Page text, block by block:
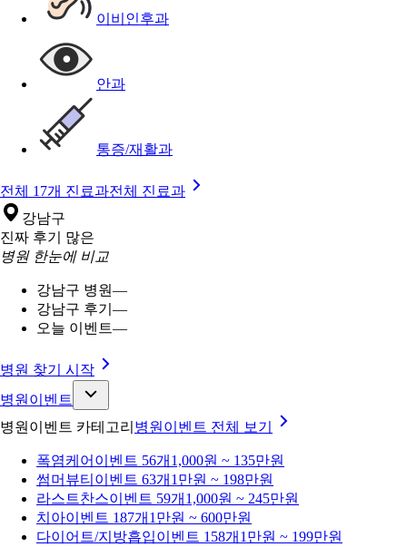
이비인후과
안과
통증/재활과
전체 17개 진료과전체 진료과
강남구
진짜 후기 많은
병원 한눈에 비교
강남구 병원—
강남구 후기 —
오늘 이벤트—
병원 찾기 시작
병원이벤트
병원이벤트 카테고리 병원이벤트 전체 보기
폭염케어 이벤트 56개 1,000원 ~ 135만원
썸머뷰티 이벤트 63개 1만원 ~ 198만원
라스트찬스이벤트 59개 1,000원 ~ 245만원
치아이벤트 187개 1만원 ~ 600만원
다이어트/지방흡입이벤트 158개 1만원 ~ 199만원